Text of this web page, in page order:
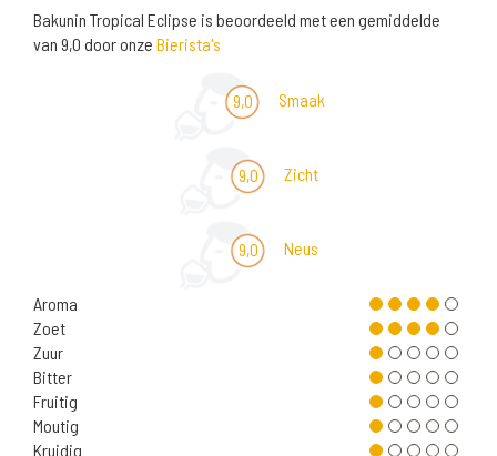
Bakunin Tropical Eclipse is beoordeeld met een gemiddelde
van 9,0 door onze Bierista's
9,0 Smaak
9,0 Zicht
9,0 Neus
Aroma
Zoet
Zuur
Bitter
Fruitig
Moutig
Kruidig